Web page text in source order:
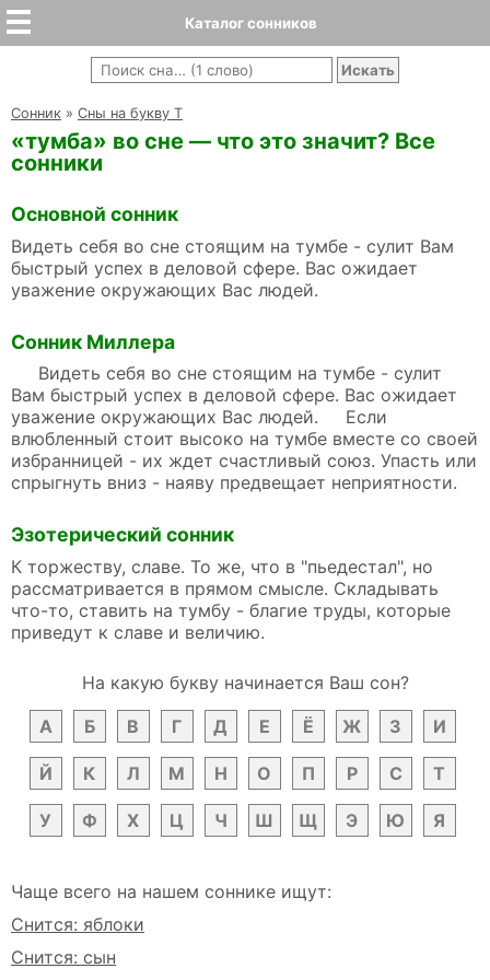
Каталог сонников
Cонник » Сны на букву Т
«тумба» во сне — что это значит? Все
сонники
Основной сонник
Видеть себя во сне стоящим на тумбе - сулит Вам
быстрый успех в деловой сфере. Вас ожидает
уважение окружающих Вас людей.
Сонник Миллера
Видеть себя во сне стоящим на тумбе - сулит
Вам быстрый успех в деловой сфере. Вас ожидает
уважение окружающих Вас людей. Если
влюбленный стоит высоко на тумбе вместе со своей
избранницей - их ждет счастливый союз. Упасть или
спрыгнуть вниз - наяву предвещает неприятности.
Эзотерический сонник
К торжеству, славе. То же, что в "пьедестал", но
рассматривается в прямом смысле. Складывать
что-то, ставить на тумбу - благие труды, которые
приведут к славе и величию.
На какую букву начинается Ваш сон?
А
Б В Г Д Е Ё Ж З И
Й К Л М Н О П Р С Т
У Ф Х Ц Ч Ш Щ Э Ю Я
Чаще всего на нашем соннике ищут:
Снится: яблоки
Снится: сын